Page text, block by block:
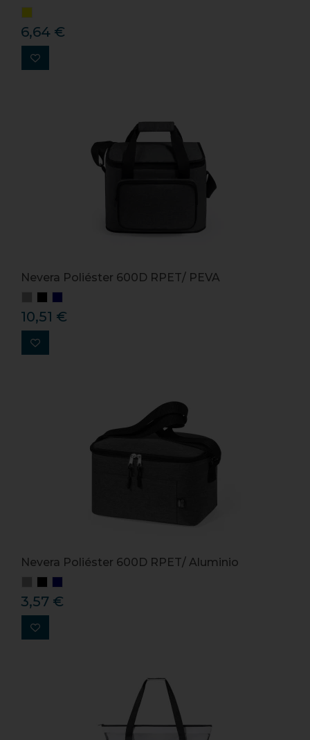
6,64 €
Nevera Poliéster 600D RPET/ PEVA
10,51 €
Nevera Poliéster 600D RPET/ Aluminio
3,57 €